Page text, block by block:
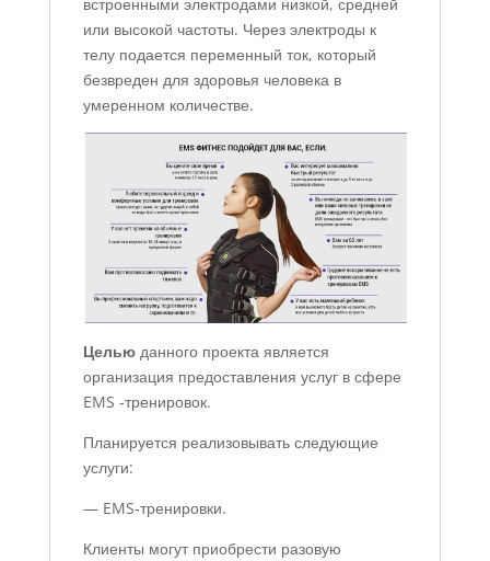
или высокой частоты. Через электроды к
телу подается переменный ток, который
безвреден для здоровья человека в
умеренном количестве.
Цельюданного проекта является
организация предоставления услуг в сфере
EMS -тренировок.
Планируется реализовывать следующие
услуги:
— EMS-тренировки.
Клиенты могут приобрести разовую